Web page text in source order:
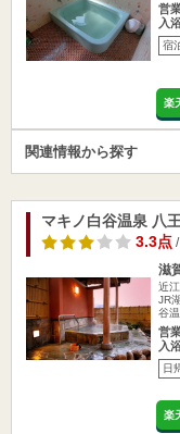
営
入
宿
楽
関連情報から探す
マキノ白谷温泉 八
3.3点/
滋
近
JR
谷
営
入
日
楽